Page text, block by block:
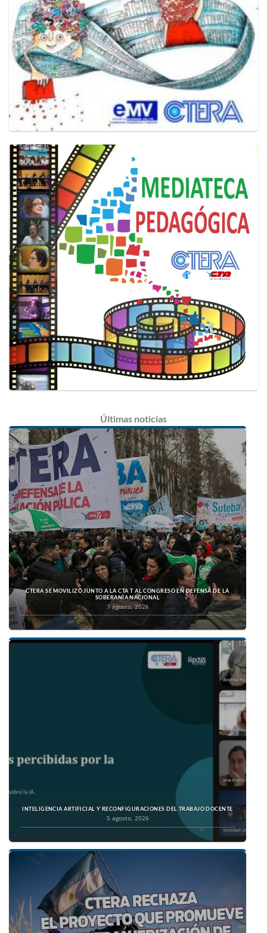
Últimas noticias
CTERA SE MOVILIZÓ JUNTO A LA CTA T AL CONGRESO EN DEFENSA DE LA
SOBERANÍA NACIONAL
7 agosto, 2026
INTELIGENCIA ARTIFICIAL Y RECONFIGURACIONES DEL TRABAJO DOCENTE
5 agosto, 2026